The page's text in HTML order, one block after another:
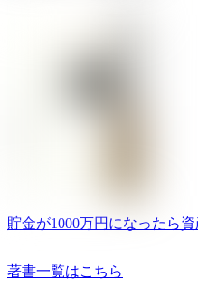
貯金が1000万円になったら
著書一覧はこちら